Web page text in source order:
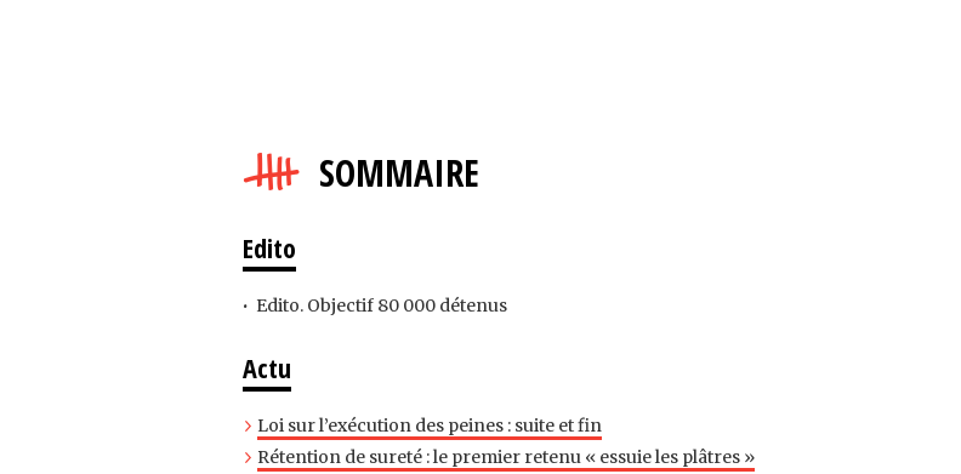
SOMMAIRE
Edito
Edito. Objectif 80 000 détenus
Actu
Loi sur l’exécution des peines : suite et fin
Rétention de sureté : le premier retenu « essuie les plâtres »